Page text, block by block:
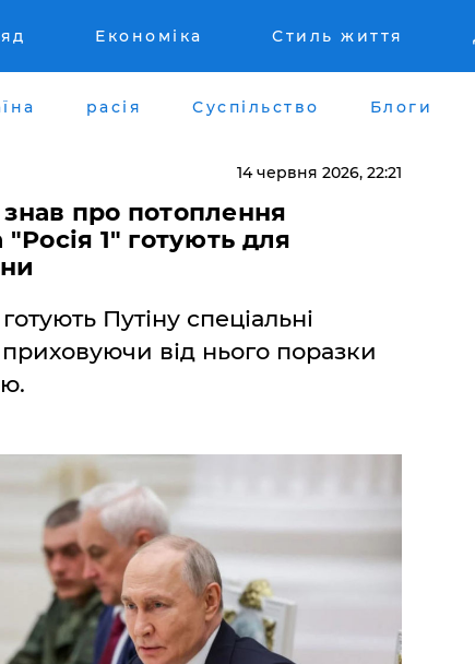
Економіка Стиль життя
расія Суспільство Блоги
14 червня 2026, 22:21
про потоплення
1" готують для
Путіну спеціальні
від нього поразки